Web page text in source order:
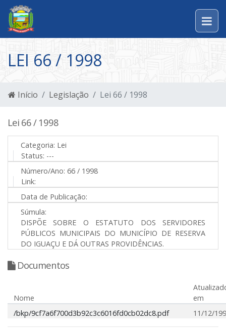
LEI 66 / 1998
Início Legislação Lei 66 / 1998
Lei 66 / 1998
Categoria: Lei
Status: ---
Número/Ano: 66 / 1998
Link:
Data de Publicação:
Súmula:
DISPÕE SOBRE O ESTATUTO DOS SERVIDORES
PÚBLICOS MUNICIPAIS DO MUNICÍPIO DE RESERVA
DO IGUAÇU E DÁ OUTRAS PROVIDÊNCIAS.
Documentos
Nome
em
/bkp/9cf7a6f700d3b92c3c6016fd0cb02dc8.pdf
11/12/